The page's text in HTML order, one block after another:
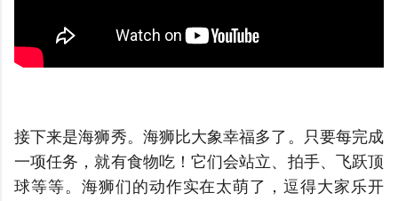
接下来是海狮秀。海狮比大象幸福多了。只要每完成
一项任务，就有食物吃！ 它们会站立、拍手、飞跃顶
球等等。 海狮们的动作实在太萌了，逗得大家乐开